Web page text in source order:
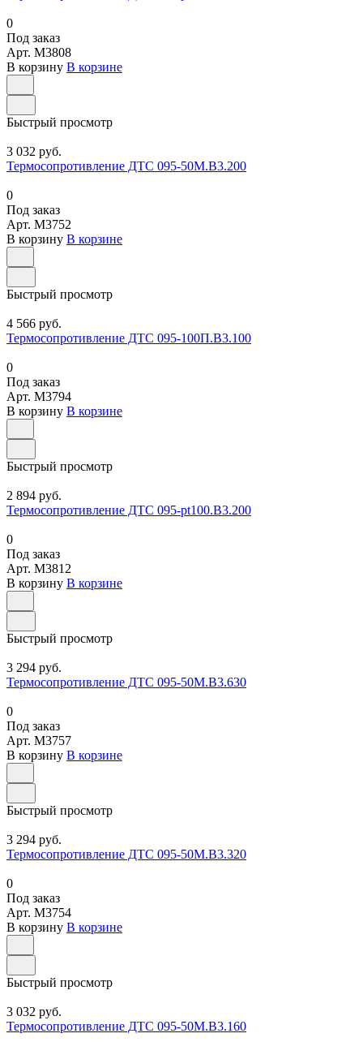
0
Под заказ
Арт. M3808
В корзину В корзине
Быстрый просмотр
3 032 руб.
Термосопротивление ДТС 095-50М.В3.200
0
Под заказ
Арт. M3752
В корзину В корзине
Быстрый просмотр
4 566 руб.
Термосопротивление ДТС 095-100П.В3.100
0
Под заказ
Арт. M3794
В корзину В корзине
Быстрый просмотр
2 894 руб.
Термосопротивление ДТС 095-pt100.В3.200
0
Под заказ
Арт. M3812
В корзину В корзине
Быстрый просмотр
3 294 руб.
Термосопротивление ДТС 095-50М.В3.630
0
Под заказ
Арт. M3757
В корзину В корзине
Быстрый просмотр
3 294 руб.
Термосопротивление ДТС 095-50М.В3.320
0
Под заказ
Арт. M3754
В корзину В корзине
Быстрый просмотр
3 032 руб.
Термосопротивление ДТС 095-50М.В3.160